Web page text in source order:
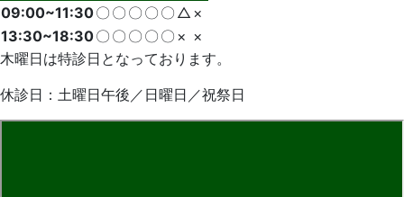
09:00~11:30〇 〇 〇 〇 〇 △ ×
13:30~18:30〇 〇 〇 〇 〇 × ×
木曜日は特診日となっております。
休診日：土曜日午後／日曜日／祝祭日